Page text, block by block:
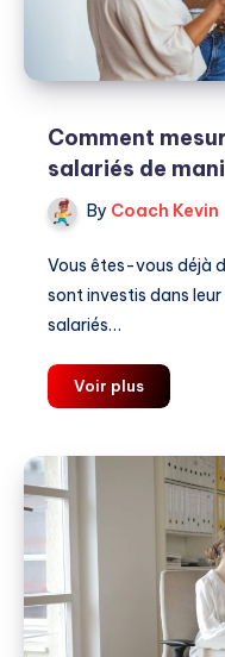
entreprise
Comment
salariés de
By Coach Kevin
Vous êtes-vous déjà
sont investis dans
salariés…
Voir plusComment
mesurer
des
salariés
manière
concrète
utile